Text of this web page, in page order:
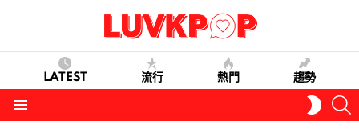
LATEST 流行 熱門 趨勢
SKIN